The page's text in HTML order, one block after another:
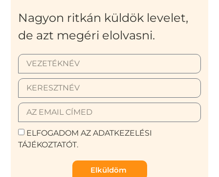
Nagyon ritkán küldök levelet,
de azt megéri elolvasni.
ELFOGADOM AZ ADATKEZELÉSI
TÁJÉKOZTATÓT.
Elküldöm